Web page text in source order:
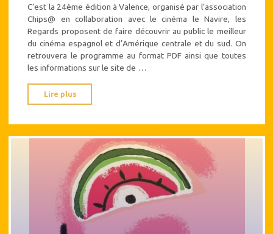
C’est la 24ème édition à Valence, organisé par l’association
Chips@ en collaboration avec le cinéma le Navire, les
Regards proposent de faire découvrir au public le meilleur
du cinéma espagnol et d’Amérique centrale et du sud. On
retrouvera le programme au format PDF ainsi que toutes
les informations sur le site de …
Lire plus
très
événement
à
partager
:
le
festival
« Regards